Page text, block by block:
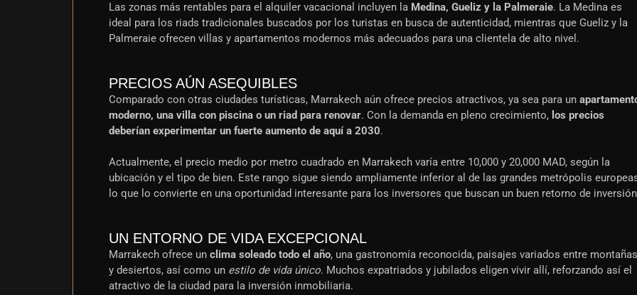
Las zonas más rentables para el alquiler vacacional incluyen la Medina, Gueliz y la Palmeraie. La Medina es
ideal para los riads tradicionales buscados por los turistas en busca de autenticidad, mientras que Gueliz y la
Palmeraie ofrecen villas y apartamentos modernos más adecuados para una clientela de alto nivel.
PRECIOS AÚN ASEQUIBLES
Comparado con otras ciudades turísticas, Marrakech aún ofrece precios atractivos, ya sea para un
moderno, una villa con piscina o un riad para renovar. Con la demanda en pleno crecimiento, los precios
deberían experimentar un fuerte aumento de aquí a 2030.
Actualmente, el precio medio por metro cuadrado en Marrakech varía entre 10,000 y 20,000 MAD, según la
ubicación y el tipo de bien. Este rango sigue siendo ampliamente inferior al de las grandes metrópolis
lo que lo convierte en una oportunidad interesante para los inversores que buscan un buen retorno de
UN ENTORNO DE VIDA EXCEPCIONAL
Marrakech ofrece un clima soleado todo el año, una gastronomía reconocida, paisajes variados entre montañas
y desiertos, así como un estilo de vida único. Muchos expatriados y jubilados eligen vivir allí, reforzando así el
atractivo de la ciudad para la inversión inmobiliaria.